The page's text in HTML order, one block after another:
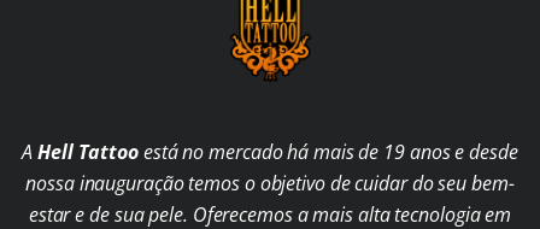
AHell Tattooestá no mercado há mais de 19 anos e desde
nossa inauguração temos o objetivo de cuidar do seu bem-
estar e de sua pele. Oferecemos a mais alta tecnologia em